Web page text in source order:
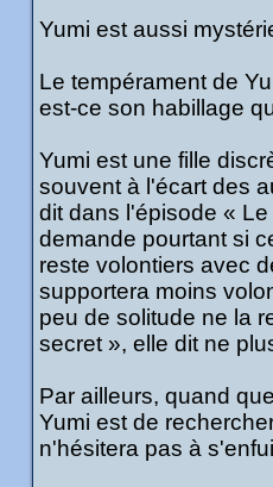
Yumi est aussi
Le tempérament de
est-ce son habillage
Yumi est une fille
souvent à l'écart des
dit dans l'épisode «
demande pourtant si
reste volontiers avec
supportera moins
peu de solitude ne la
secret », elle dit ne
Par ailleurs, quand
Yumi est de
n'hésitera pas à